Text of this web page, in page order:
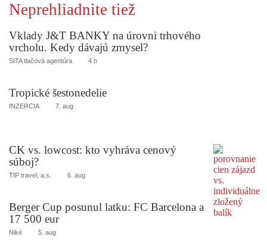
Neprehliadnite tiež
Vklady J&T BANKY na úrovni trhového
vrcholu. Kedy dávajú zmysel?
SITA tlačová agentúra 4 h
Tropické šestonedelie
INZERCIA 7. aug
CK vs. lowcost: kto vyhráva cenový
súboj?
TIP travel, a.s. 6. aug
Berger Cup posunul latku: FC Barcelona a
17 500 eur
Niké 5. aug